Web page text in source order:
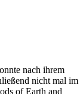
nach ihrem
nicht mal im
of Earth and